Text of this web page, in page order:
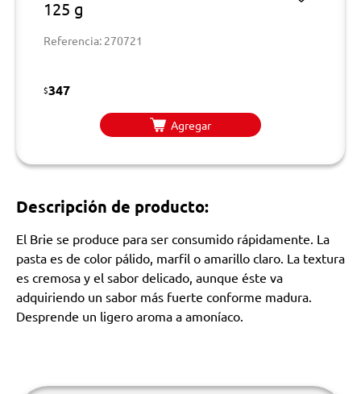
125 g
Referencia: 270721
$347
Agregar
Descripción de producto:
El Brie se produce para ser consumido rápidamente. La
pasta es de color pálido, marfil o amarillo claro. La textura
es cremosa y el sabor delicado, aunque éste va
adquiriendo un sabor más fuerte conforme madura.
Desprende un ligero aroma a amoníaco.